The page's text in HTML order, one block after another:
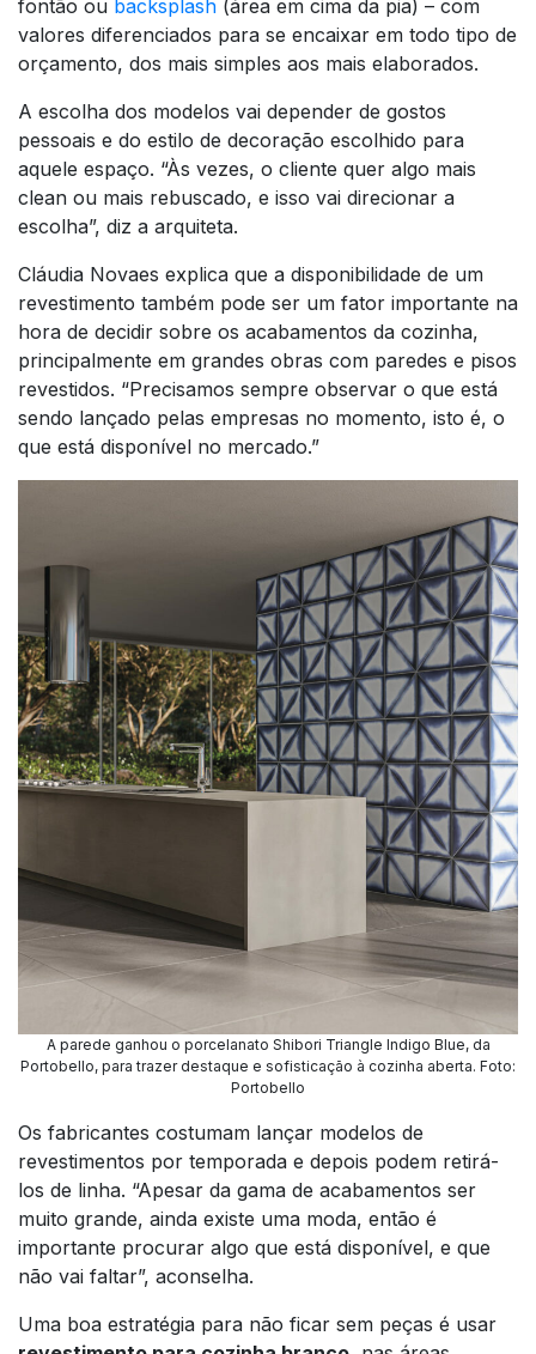
fontão ou backsplash (área em cima da pia) – com
valores diferenciados para se encaixar em todo tipo de
orçamento, dos mais simples aos mais elaborados.
A escolha dos modelos vai depender de gostos
pessoais e do estilo de decoração escolhido para
aquele espaço. “Às vezes, o cliente quer algo mais
clean ou mais rebuscado, e isso vai direcionar a
escolha”, diz a arquiteta.
Cláudia Novaes explica que a disponibilidade de um
revestimento também pode ser um fator importante na
hora de decidir sobre os acabamentos da cozinha,
principalmente em grandes obras com paredes e pisos
revestidos. “Precisamos sempre observar o que está
sendo lançado pelas empresas no momento, isto é, o
que está disponível no mercado.”
A parede ganhou o porcelanato Shibori Triangle Indigo Blue, da
Portobello, para trazer destaque e sofisticação à cozinha aberta. Foto:
Portobello
Os fabricantes costumam lançar modelos de
revestimentos por temporada e depois podem retirá-
los de linha. “Apesar da gama de acabamentos ser
muito grande, ainda existe uma moda, então é
importante procurar algo que está disponível, e que
não vai faltar”, aconselha.
Uma boa estratégia para não ficar sem peças é usar